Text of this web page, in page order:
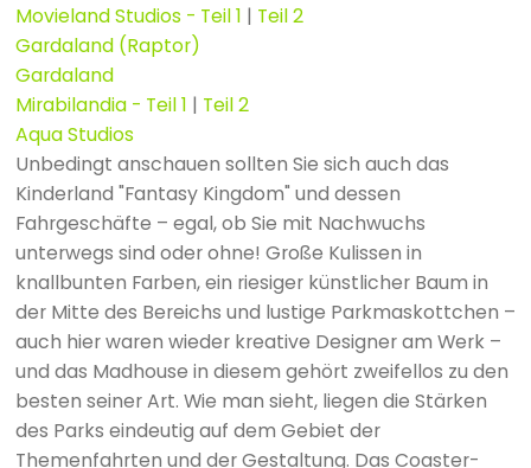
Movieland Studios - Teil 1 | Teil 2
Gardaland (Raptor)
Gardaland
Mirabilandia - Teil 1 | Teil 2
Aqua Studios
Unbedingt anschauen sollten Sie sich auch das
Kinderland "Fantasy Kingdom" und dessen
Fahrgeschäfte – egal, ob Sie mit Nachwuchs
unterwegs sind oder ohne! Große Kulissen in
knallbunten Farben, ein riesiger künstlicher Baum in
der Mitte des Bereichs und lustige Parkmaskottchen –
auch hier waren wieder kreative Designer am Werk –
und das Madhouse in diesem gehört zweifellos zu den
besten seiner Art. Wie man sieht, liegen die Stärken
des Parks eindeutig auf dem Gebiet der
Themenfahrten und der Gestaltung. Das Coaster-